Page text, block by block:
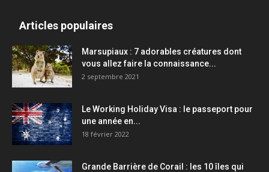
Articles populaires
Marsupiaux : 7 adorables créatures dont
vous allez faire la connaissance...
2 septembre 2021
Le Working Holiday Visa : le passeport pour
une année en...
18 février 2022
Grande Barrière de Corail : les 10 îles qui